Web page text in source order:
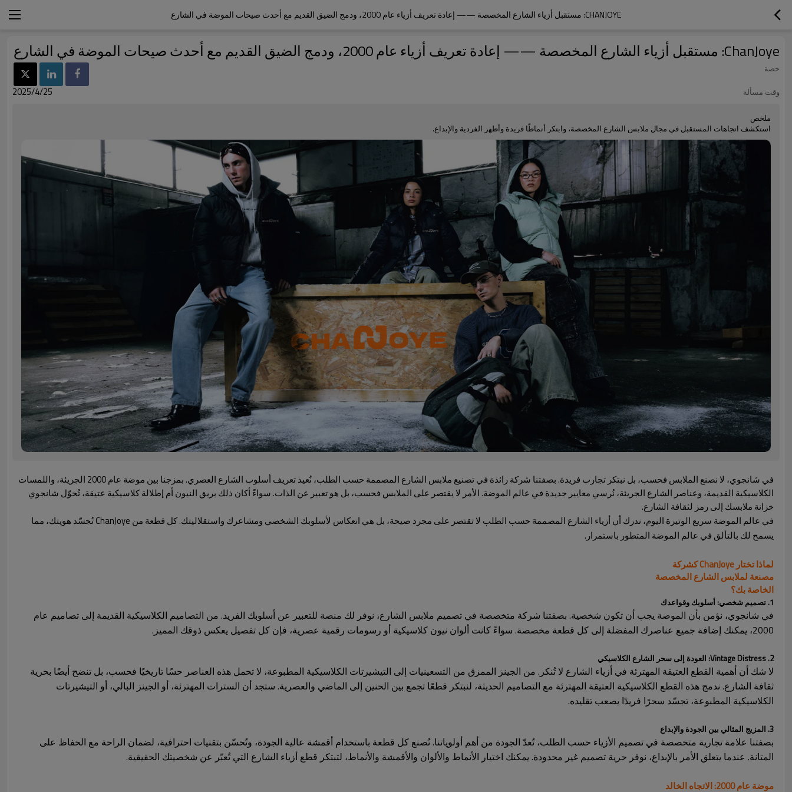
CHANJOYE: مستقبل أزياء الشارع المخصصة —— إعادة تعريف أزياء عام 2000، ودمج الضيق القديم مع أحدث صيحات الموضة في الشارع
ChanJoye: مستقبل أزياء الشارع المخصصة —— إعادة تعريف أزياء عام 2000، ودمج الضيق القديم مع أحدث صيحات الموضة في الشارع
حصة
وقت مسألة
2025/4/25
ملخص
استكشف اتجاهات المستقبل في مجال ملابس الشارع المخصصة، وابتكر أنماطًا فريدة وأظهر الفردية والإبداع.
في شانجوي، لا نصنع الملابس فحسب، بل نبتكر تجارب فريدة. بصفتنا شركة رائدة في تصنيع ملابس الشارع المصممة حسب الطلب، نُعيد تعريف أسلوب الشارع العصري. بمزجنا بين موضة عام 2000 الجريئة، واللمسات
الكلاسيكية القديمة، وعناصر الشارع الجريئة، نُرسي معايير جديدة في عالم الموضة. الأمر لا يقتصر على الملابس فحسب، بل هو تعبير عن الذات. سواءً أكان ذلك بريق النيون أم إطلالة كلاسيكية عتيقة، تُحوّل شانجوي
خزانة ملابسك إلى رمز لثقافة الشارع.
في عالم الموضة سريع الوتيرة اليوم، ندرك أن أزياء الشارع المصممة حسب الطلب لا تقتصر على مجرد صيحة، بل هي انعكاس لأسلوبك الشخصي ومشاعرك واستقلاليتك. كل قطعة من ChanJoye تُجسّد هويتك، مما
يسمح لك بالتألق في عالم الموضة المتطور باستمرار.
لماذا تختار ChanJoye كشركة
مصنعة لملابس الشارع المخصصة
الخاصة بك؟
1. تصميم شخصي: أسلوبك وقواعدك
في شانجوي، نؤمن بأن الموضة يجب أن تكون شخصية. بصفتنا شركة متخصصة في تصميم ملابس الشارع، نوفر لك منصة للتعبير عن أسلوبك الفريد. من التصاميم الكلاسيكية القديمة إلى تصاميم عام
2000، يمكنك إضافة جميع عناصرك المفضلة إلى كل قطعة مخصصة. سواءً كانت ألوان نيون كلاسيكية أو رسومات رقمية عصرية، فإن كل تفصيل يعكس ذوقك المميز.
2. Vintage Distress: العودة إلى سحر الشارع الكلاسيكي
لا شك أن أهمية القطع العتيقة المهترئة في أزياء الشارع لا تُنكر. من الجينز الممزق من التسعينيات إلى التيشيرتات الكلاسيكية المطبوعة، لا تحمل هذه العناصر حسًا تاريخيًا فحسب، بل تنضح أيضًا بحرية
ثقافة الشارع. ندمج هذه القطع الكلاسيكية العتيقة المهترئة مع التصاميم الحديثة، لنبتكر قطعًا تجمع بين الحنين إلى الماضي والعصرية. ستجد أن السترات المهترئة، أو الجينز البالي، أو التيشيرتات
الكلاسيكية المطبوعة، تجسّد سحرًا فريدًا يصعب تقليده.
3. المزيج المثالي بين الجودة والإبداع
بصفتنا علامة تجارية متخصصة في تصميم الأزياء حسب الطلب، تُعدّ الجودة من أهم أولوياتنا. تُصنع كل قطعة باستخدام أقمشة عالية الجودة، وتُحسّن بتقنيات احترافية، لضمان الراحة مع الحفاظ على
المتانة. عندما يتعلق الأمر بالإبداع، نوفر حرية تصميم غير محدودة. يمكنك اختيار الأنماط والألوان والأقمشة والأنماط، لتبتكر قطع أزياء الشارع التي تُعبّر عن شخصيتك الحقيقية.
موضة عام 2000: الاتجاه الخالد